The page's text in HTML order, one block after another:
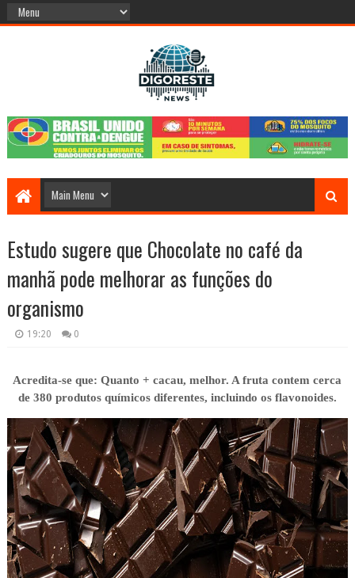
Estudo sugere que Chocolate no café da
manhã pode melhorar as funções do
organismo
19:20 0
Acredita-se que: Quanto + cacau, melhor. A fruta contem cerca
de 380 produtos químicos diferentes, incluindo os flavonoides.